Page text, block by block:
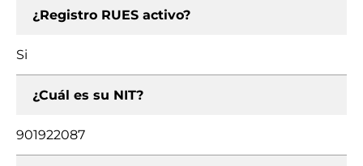
¿Registro RUES activo?
Si
¿Cuál es su NIT?
901922087